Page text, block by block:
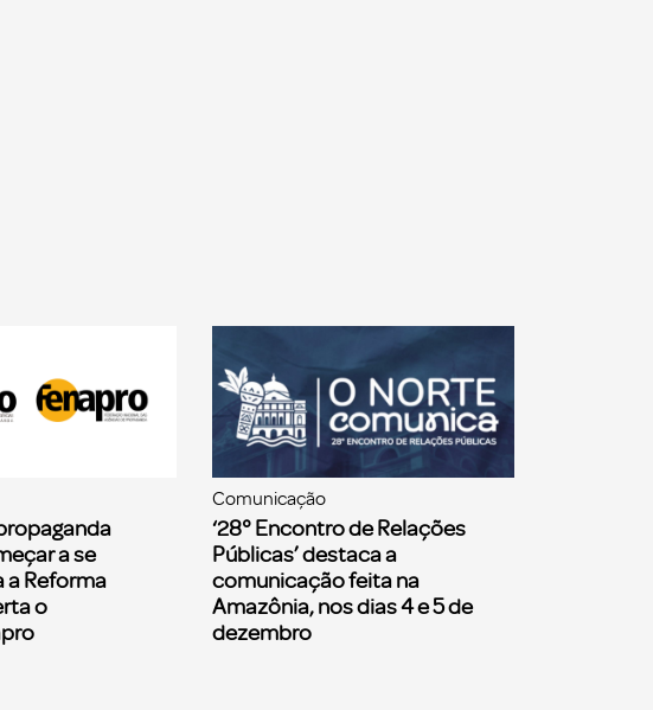
a se
a Reforma
o
Comunicação
‘28° Encontro de Relações
Públicas’ destaca a
comunicação feita na
Amazônia, nos dias 4 e 5 de
dezembro